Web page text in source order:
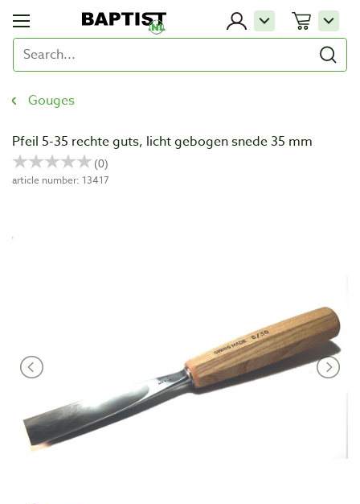
Gouges
Pfeil 5-35 rechte guts, licht gebogen snede 35 mm
article number: 13417